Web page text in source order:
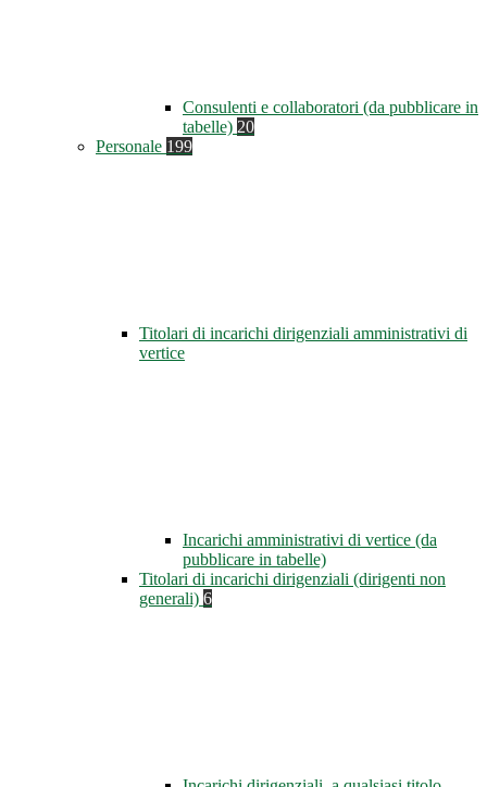
Consulenti e collaboratori (da pubblicare in
tabelle) 20
Personale 199
Titolari di incarichi dirigenziali amministrativi di
vertice
Incarichi amministrativi di vertice (da
pubblicare in tabelle)
Titolari di incarichi dirigenziali (dirigenti non
generali) 6